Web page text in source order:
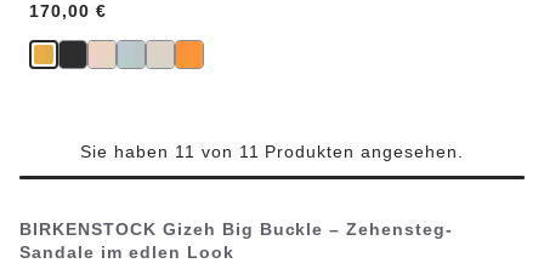
Price:
170,00 €
Sie haben 11 von 11 Produkten angesehen.
BIRKENSTOCK Gizeh Big Buckle – Zehensteg-
Sandale im edlen Look